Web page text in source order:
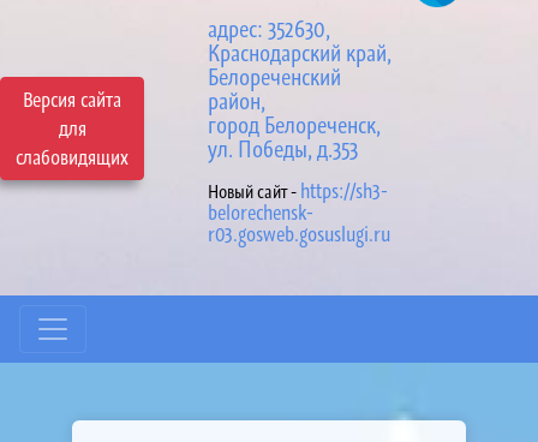
Версия сайта
для
слабовидящих
адрес: 352630,
Краснодарский край,
Белореченский
район,
город Белореченск,
ул. Победы, д.353
Новый сайт - https://sh3-
belorechensk-
r03.gosweb.gosuslugi.ru